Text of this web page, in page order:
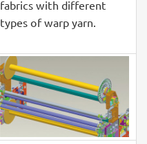
fabrics with different
types of warp yarn.